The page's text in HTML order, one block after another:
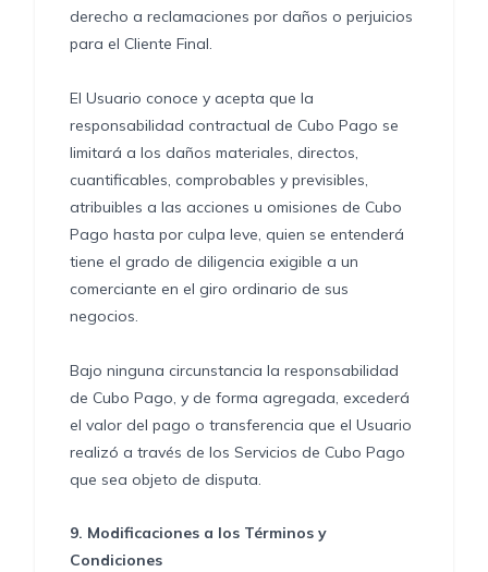
derecho a reclamaciones por daños o perjuicios
para el Cliente Final.
El Usuario conoce y acepta que la
responsabilidad contractual de Cubo Pago se
limitará a los daños materiales, directos,
cuantificables, comprobables y previsibles,
atribuibles a las acciones u omisiones de Cubo
Pago hasta por culpa leve, quien se entenderá
tiene el grado de diligencia exigible a un
comerciante en el giro ordinario de sus
negocios.
Bajo ninguna circunstancia la responsabilidad
de Cubo Pago, y de forma agregada, excederá
el valor del pago o transferencia que el Usuario
realizó a través de los Servicios de Cubo Pago
que sea objeto de disputa.
9. Modificaciones a los Términos y
Condiciones